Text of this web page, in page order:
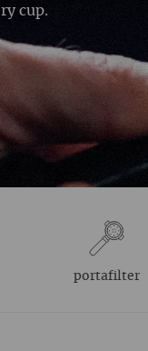
cup.
portafilter